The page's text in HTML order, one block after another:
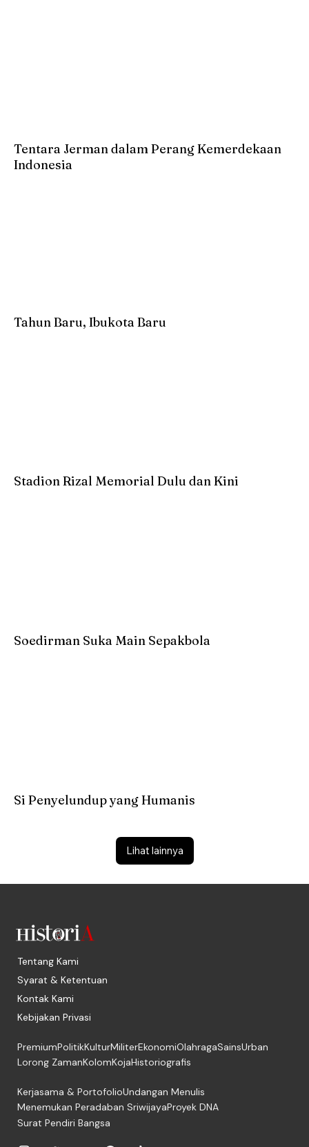
Lihat lainnya
Tentara Jerman dalam Perang Kemerdekaan
Indonesia
Tahun Baru, Ibukota Baru
Stadion Rizal Memorial Dulu dan Kini
Soedirman Suka Main Sepakbola
Si Penyelundup yang Humanis
Tentang Kami
Syarat & Ketentuan
Kontak Kami
Kebijakan Privasi
PremiumPolitikKulturMiliterEkonomiOlahragaSainsUrban
Lorong ZamanKolomKojaHistoriografis
Kerjasama & PortofolioUndangan Menulis
Menemukan Peradaban SriwijayaProyek DNA
Surat Pendiri Bangsa